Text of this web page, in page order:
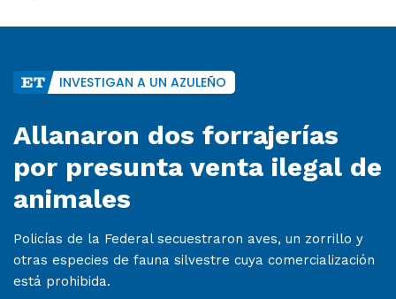
INVESTIGAN A UN AZULEÑO
Allanaron dos forrajerías
por presunta venta ilegal de
animales
Policías de la Federal secuestraron aves, un zorrillo y
otras especies de fauna silvestre cuya comercialización
está prohibida.